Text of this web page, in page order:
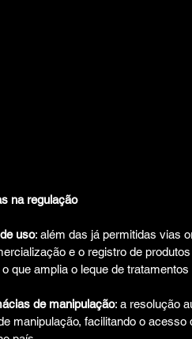
na regulação
uso: além das já permitidas vias
e o registro de
o que amplia o leque de
de manipulação: a resolução
manipulação, facilitando o